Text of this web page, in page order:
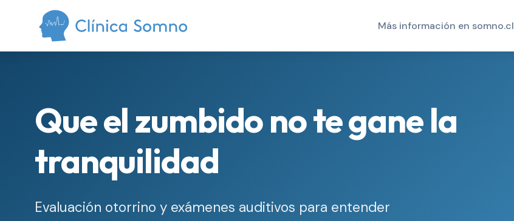
Más información en somno.cl
Que el zumbido no te gane la
tranquilidad
Evaluación otorrino y exámenes auditivos para entender